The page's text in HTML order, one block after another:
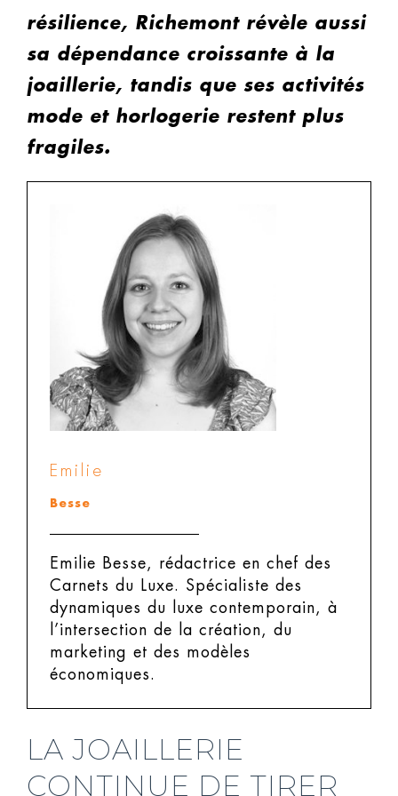
résilience, Richemont révèle aussi
sa dépendance croissante à la
joaillerie, tandis que ses activités
mode et horlogerie restent plus
fragiles.
Emilie
Besse
Emilie Besse, rédactrice en chef des
Carnets du Luxe.
Spécialiste des
dynamiques du luxe contemporain, à
l’intersection de la création, du
marketing et des modèles
économiques.
LA JOAILLERIE
CONTINUE DE TIRER